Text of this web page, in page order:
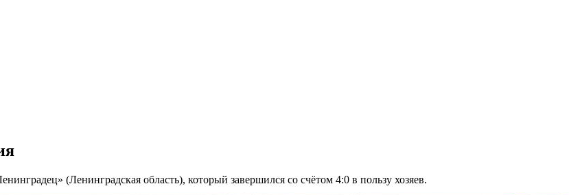
(Ленинградская область), который завершился со счётом 4:0 в пользу хозяев.